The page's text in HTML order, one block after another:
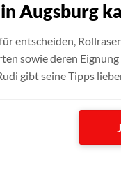
Augsburg
entscheiden,
sowie deren
gibt seine Tipps